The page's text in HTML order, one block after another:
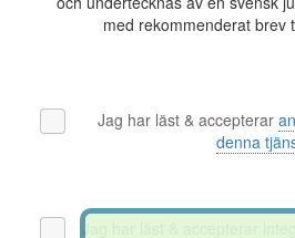
med rekommenderat brev
Jag har läst & accepterar
denna